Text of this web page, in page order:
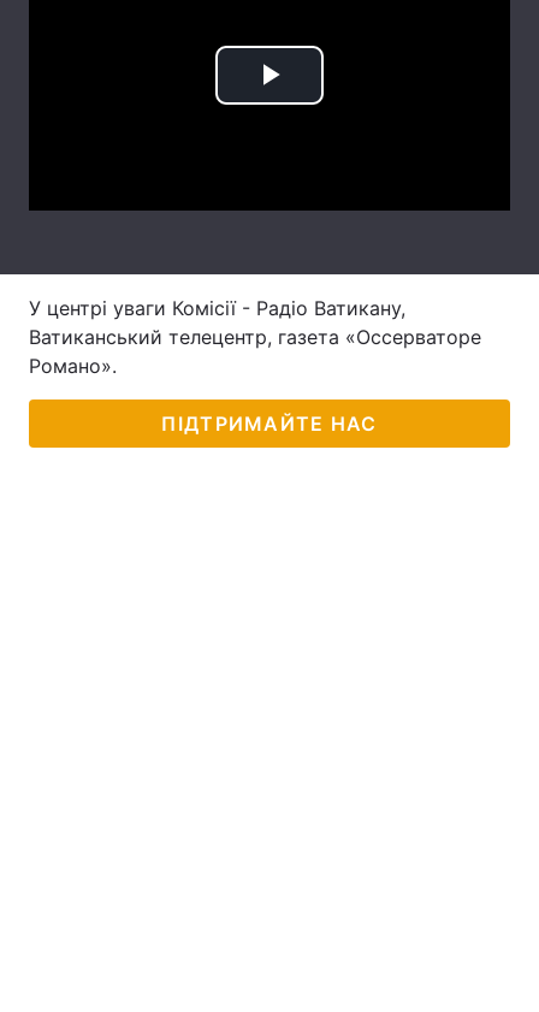
Інтерв'ю Думки
Архів
Play
У центрі уваги Комісії - Радіо Ватикану,
Ватиканський телецентр, газета «Оссерваторе
Романо».
ПІДТРИМАЙТЕ НАС